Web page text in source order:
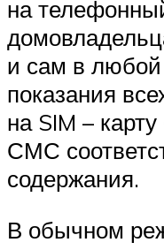
на
и сам в
показания
на SIM –
СМС
содержания.
В обычном